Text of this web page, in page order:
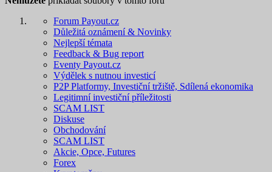
Forum Payout.cz
Důležitá oznámení & Novinky
Nejlepší témata
Feedback & Bug report
Eventy Payout.cz
Výdělek s nutnou investicí
P2P Platformy, Investiční tržiště, Sdílená ekonomika
Legitimní investiční příležitosti
SCAM LIST
Diskuse
Obchodování
SCAM LIST
Akcie, Opce, Futures
Forex